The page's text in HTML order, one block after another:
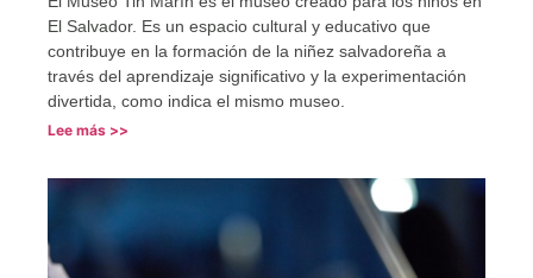
El Salvador. Es un espacio cultural y educativo que
contribuye en la formación de la niñez salvadoreña a
través del aprendizaje significativo y la experimentación
divertida, como indica el mismo museo.
Lee más >>